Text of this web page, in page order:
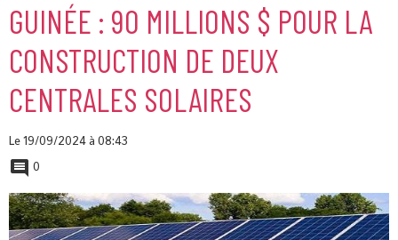
GUINÉE : 90 MILLIONS $ POUR LA
CONSTRUCTION DE DEUX
CENTRALES SOLAIRES
Le 19/09/2024à 08:43
0